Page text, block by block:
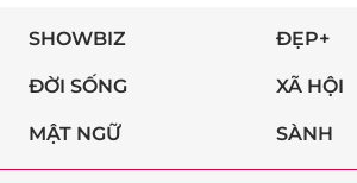
SHOWBIZ ĐẸP+
ĐỜI SỐNG XÃ HỘI
MẬT NGỮ SÀNH